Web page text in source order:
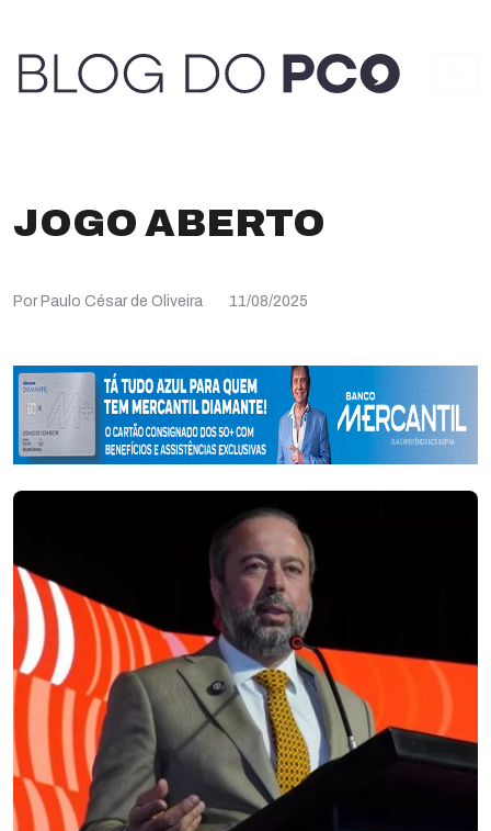
JOGO ABERTO
Por Paulo César de Oliveira 11/08/2025